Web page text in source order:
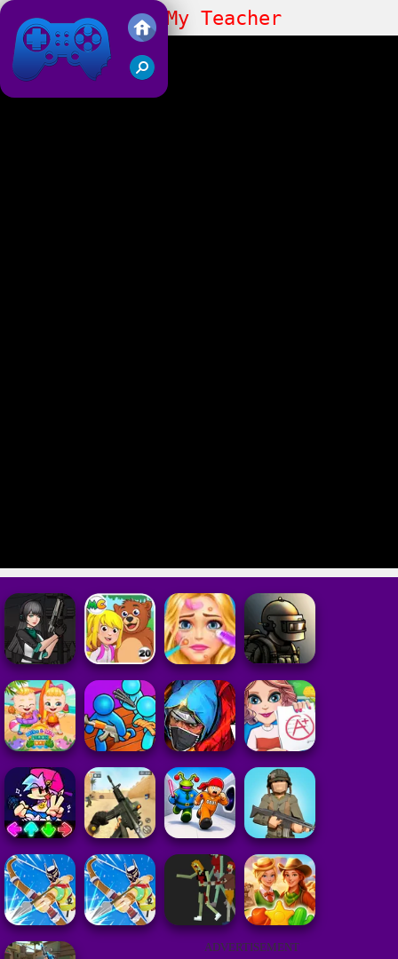
Juegos Friv 2019
Day At School My Teacher
ADVERTISEMENT